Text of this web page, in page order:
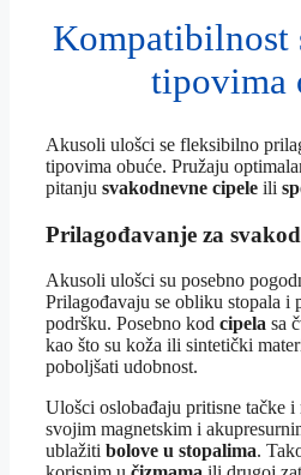
Kompatibilnost
tipovima
Akusoli ulošci se fleksibilno
tipovima obuće. Pružaju
pitanju svakodnevne cipele ili
Prilagođavanje za
Akusoli ulošci su posebno
Prilagođavaju se obliku stopala i
podršku. Posebno kod cipela sa
kao što su koža ili sintetički
poboljšati udobnost.
Ulošci oslobađaju pritisne tačke
svojim magnetskim i
ublažiti bolove u stopalima.